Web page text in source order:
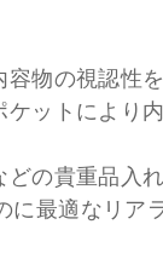
物の視認性
ットにより
の貴重品入
に最適なリア